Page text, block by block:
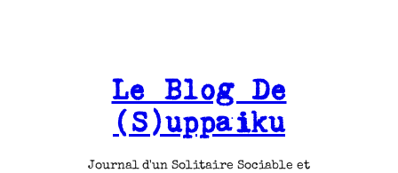
Le Blog De
(S)uppaiku
Journal d'un Solitaire Sociable et